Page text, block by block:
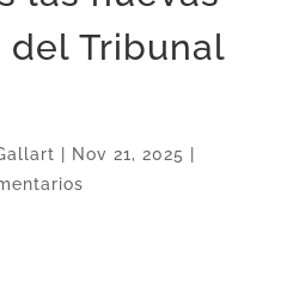
Tribunal
Nov 21, 2025